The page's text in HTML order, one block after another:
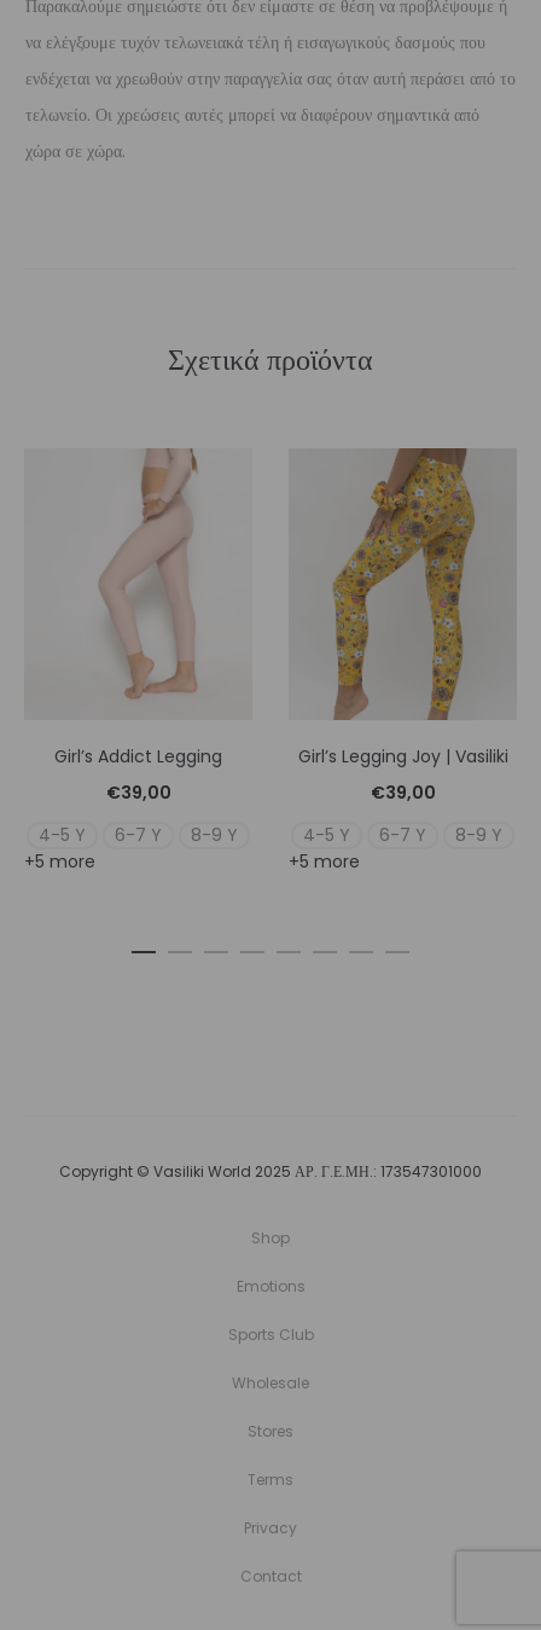
Παρακαλούμε σημειώστε ότι δεν είμαστε σε θέση να προβλέψουμε ή
να ελέγξουμε τυχόν τελωνειακά τέλη ή εισαγωγικούς δασμούς που
ενδέχεται να χρεωθούν στην παραγγελία σας όταν αυτή περάσει από το
τελωνείο. Οι χρεώσεις αυτές μπορεί να διαφέρουν σημαντικά από
χώρα σε χώρα.
Σχετικά προϊόντα
Girl’s Addict Legging
€39,00
4-5 Y
6-7 Y
8-9 Y
+5 more
Girl’s Legging Joy | Vasiliki
€39,00
4-5 Y
6-7 Y
8-9 Y
+5 more
Copyright © Vasiliki World 2025 ΑΡ. Γ.Ε.ΜΗ.: 173547301000
Shop
Emotions
Sports Club
Wholesale
Stores
Terms
Privacy
Contact